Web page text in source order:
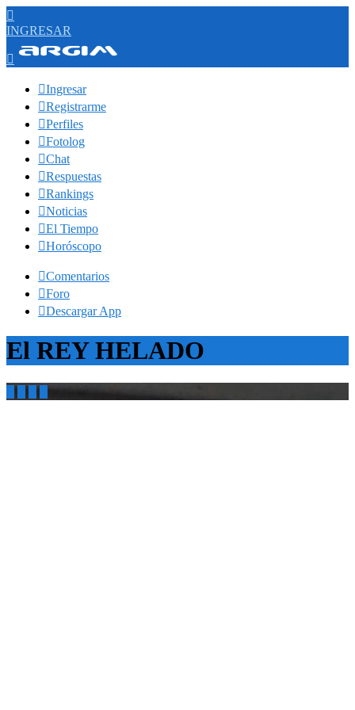

INGRESAR

Ingresar
Registrarme
Perfiles
Fotolog
Chat
Respuestas
Rankings
Noticias
El Tiempo
Horóscopo
Comentarios
Foro
Descargar App
El REY HELADO